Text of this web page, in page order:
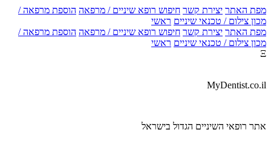
מפת האתר יצירת קשר חיפוש רופא שיניים / מרפאה הוספת מרפאה /
מכון צילום / טכנאי שיניים ראשי
מפת האתר יצירת קשר חיפוש רופא שיניים / מרפאה הוספת מרפאה /
מכון צילום / טכנאי שיניים ראשי
Ξ
MyDentist.co.il
אתר רופאי השיניים הגדול בישראל